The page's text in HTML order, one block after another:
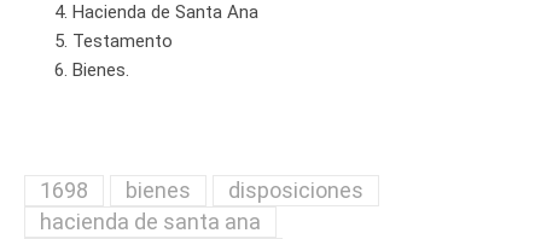
Hacienda de Santa Ana
Testamento
Bienes.
1698 bienes
disposiciones
hacienda de santa ana